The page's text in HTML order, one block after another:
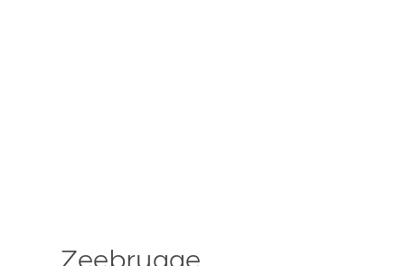
Zeebrugge